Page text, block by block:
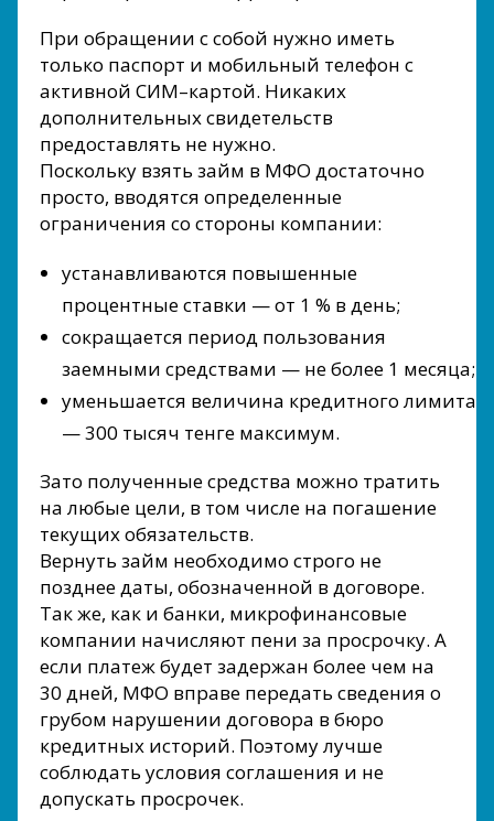
При обращении с собой нужно иметь
только паспорт и мобильный телефон с
активной СИМ–картой. Никаких
дополнительных свидетельств
предоставлять не нужно.
Поскольку взять займ в МФО достаточно
просто, вводятся определенные
ограничения со стороны компании:
устанавливаются повышенные
процентные ставки — от 1 % в день;
сокращается период пользования
заемными средствами — не более 1 месяца;
уменьшается величина кредитного лимита
— 300 тысяч тенге максимум.
Зато полученные средства можно тратить
на любые цели, в том числе на погашение
текущих обязательств.
Вернуть займ необходимо строго не
позднее даты, обозначенной в договоре.
Так же, как и банки, микрофинансовые
компании начисляют пени за просрочку. А
если платеж будет задержан более чем на
30 дней, МФО вправе передать сведения о
грубом нарушении договора в бюро
кредитных историй. Поэтому лучше
соблюдать условия соглашения и не
допускать просрочек.